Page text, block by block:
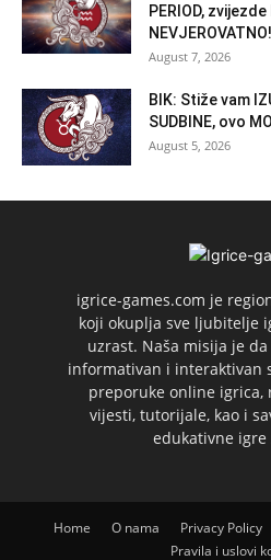
PERIOD, zvijezde
NEVJEROVATNO!
August 7, 2026
BIK: Stiže vam
SUDBINE, ovo
August 5, 2026
igrice-games.com je
koji okuplja sve ljubitelje
uzrast. Naša misija je
informativan i interaktivan
preporuke online igrica,
vijesti, tutorijale, kao i
edukativne igre
Home O nama Privacy Policy
Pravila i uslovi